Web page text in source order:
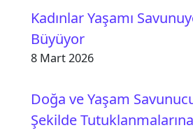
Kadınlar Yaşamı
Büyüyor
8 Mart 2026
Doğa ve Yaşam
Şekilde